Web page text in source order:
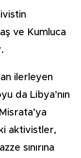
ve Kumluca
ilerleyen
da Libya’nın
aktivistler,
sınırına